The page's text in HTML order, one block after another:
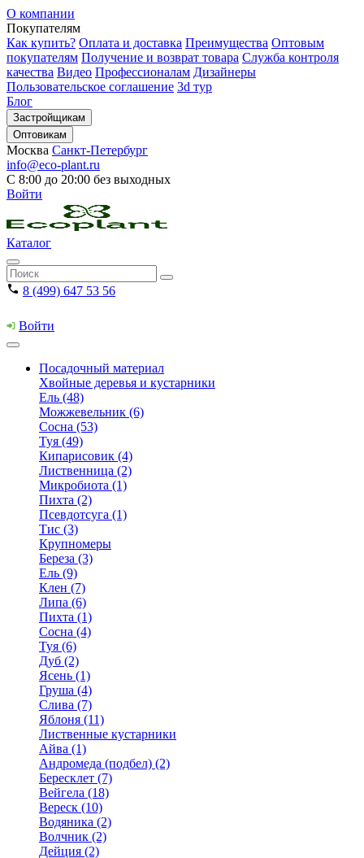
О компании
Покупателям
Как купить? Оплата и доставка Преимущества Оптовым
покупателям Получение и возврат товара Служба контроля
качества Видео Профессионалам Дизайнеры
Пользовательское соглашение 3d тур
Блог
Застройщикам
Оптовикам
Москва Санкт-Петербург
info@eco-plant.ru
С 8:00 до 20:00 без выходных
Войти
Каталог
8 (499) 647 53 56
Войти
Посадочный материал
Хвойные деревья и кустарники
Ель (48)
Можжевельник (6)
Сосна (53)
Туя (49)
Кипарисовик (4)
Лиственница (2)
Микробиота (1)
Пихта (2)
Псевдотсуга (1)
Тис (3)
Крупномеры
Береза (3)
Ель (9)
Клен (7)
Липа (6)
Пихта (1)
Сосна (4)
Туя (6)
Дуб (2)
Ясень (1)
Груша (4)
Слива (7)
Яблоня (11)
Лиственные кустарники
Айва (1)
Андромеда (подбел) (2)
Бересклет (7)
Вейгела (18)
Вереск (10)
Водяника (2)
Волчник (2)
Дейция (2)